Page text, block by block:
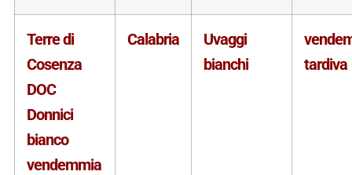
Terre di
Cosenza
DOC
Donnici
bianco
vendemmia
Calabria
Uvaggi
bianchi
tardiva